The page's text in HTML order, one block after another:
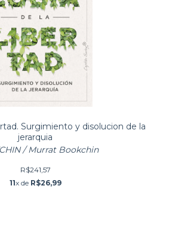
Surgimiento y disolucion de la
jerarquia
/ Murrat Bookchin
R$241,57
11x de R$26,99